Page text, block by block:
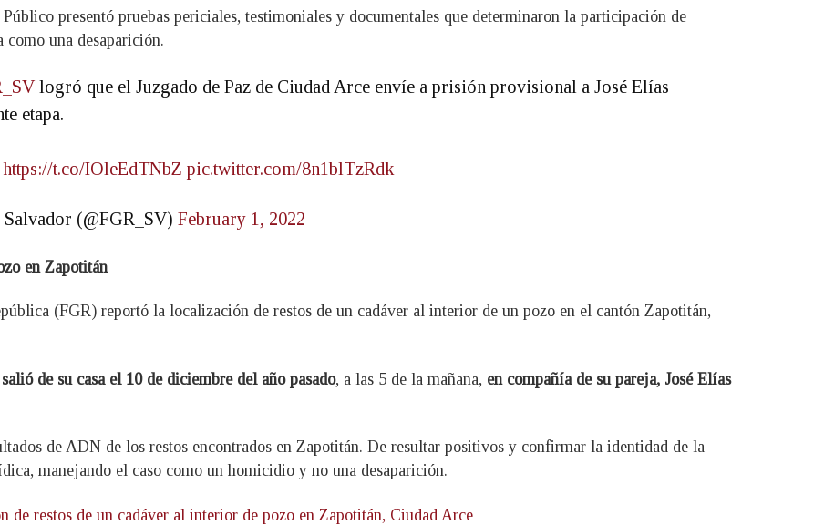
presentó pruebas periciales, testimoniales y documentales que determinaron la participación de
una desaparición.
logró que el Juzgado de Paz de Ciudad Arce envíe a prisión provisional a José Elías
etapa.
https://t.co/IOleEdTNbZ pic.twitter.com/8n1blTzRdk
(@FGR_SV) February 1, 2022
en Zapotitán
(FGR) reportó la localización de restos de un cadáver al interior de un pozo en el cantón Zapotitán,
de su casa el 10 de diciembre del año pasado, a las 5 de la mañana, en compañía de su pareja, José Elías
de ADN de los restos encontrados en Zapotitán. De resultar positivos y confirmar la identidad de la
manejando el caso como un homicidio y no una desaparición.
de restos de un cadáver al interior de pozo en Zapotitán, Ciudad Arce